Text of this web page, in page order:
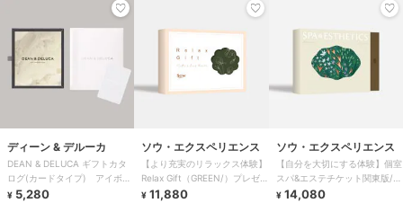
ディーン & デルーカ
DEAN & DELUCA ギフトカタ
ログ(カードタイプ) アイボリ
ー-C
¥ 5,280
ソウ・エクスペリエンス
【より充実のリラックス体験】
Relax Gift（GREEN/）プレゼ
ント/誕生日/景品/記念日/母
¥ 11,880
ソウ・エクスペリエンス
【自分を大切にする体験】個室
スパ&エステチケット関東版/プ
レゼント/誕生日/彼女/母/クリ
¥ 14,080